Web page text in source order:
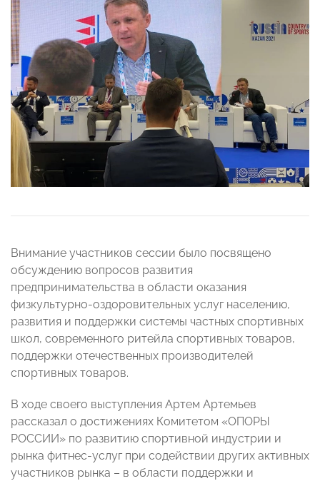
Внимание участников сессии было посвящено
обсуждению вопросов развития
предпринимательства в области оказания
физкультурно-оздоровительных услуг населению,
развития и поддержки системы частных спортивных
школ, современного ритейла спортивных товаров,
поддержки отечественных производителей
спортивных товаров.
В ходе своего выступления Артем Артемьев
рассказал о достижениях Комитетом «ОПОРЫ
РОССИИ» по развитию спортивной индустрии и
рынка фитнес-услуг при содействии других активных
участников рынка – в области поддержки и